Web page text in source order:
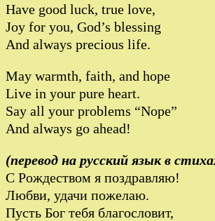
Have good luck, true love,
Joy for you, God’s blessing
And always precious life.
May warmth, faith, and hope
Live in your pure heart.
Say all your problems “Nope”
And always go ahead!
(перевод на русский язык в
С Рождеством я поздравляю!
Любви, удачи пожелаю.
Пусть Бог тебя благословит,